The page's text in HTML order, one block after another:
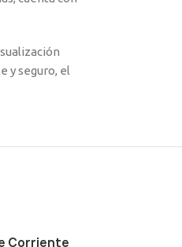
y seguro, el
Corriente